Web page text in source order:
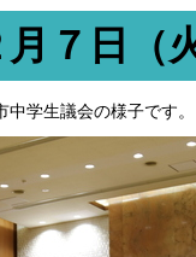
７日（
学生議会の様子です。